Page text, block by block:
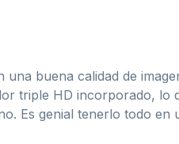
buena calidad de
triple HD incorporado, lo
Es genial tenerlo todo